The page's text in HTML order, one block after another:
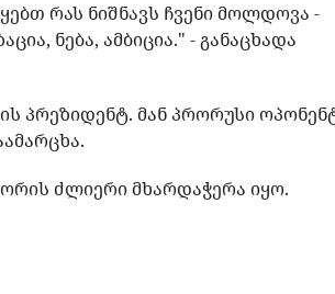
რას ნიშნავს ჩვენი მოლდოვა -
ნება, ამბიცია." - განაცხადა
პრეზიდენტ. მან პრორუსი
ძლიერი მხარდაჭერა იყო.